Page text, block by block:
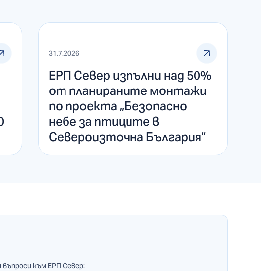
31.7.2026
ЕРП Север изпълни над 50%
от планираните монтажи
по проекта „Безопасно
небе за птиците в
Североизточна България“
въпроси към ЕРП Север: